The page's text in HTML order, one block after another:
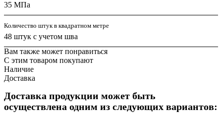
35 МПа
Количество штук в квадратном метре
48 штук с учетом шва
Вам также может понравиться
С этим товаром покупают
Наличие
Доставка
Доставка продукции может быть
осуществлена одним из следующих вариантов: